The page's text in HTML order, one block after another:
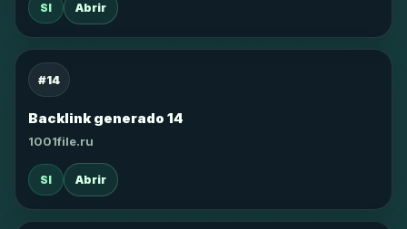
SI Abrir
#14
Backlink generado 14
1001file.ru
SI Abrir